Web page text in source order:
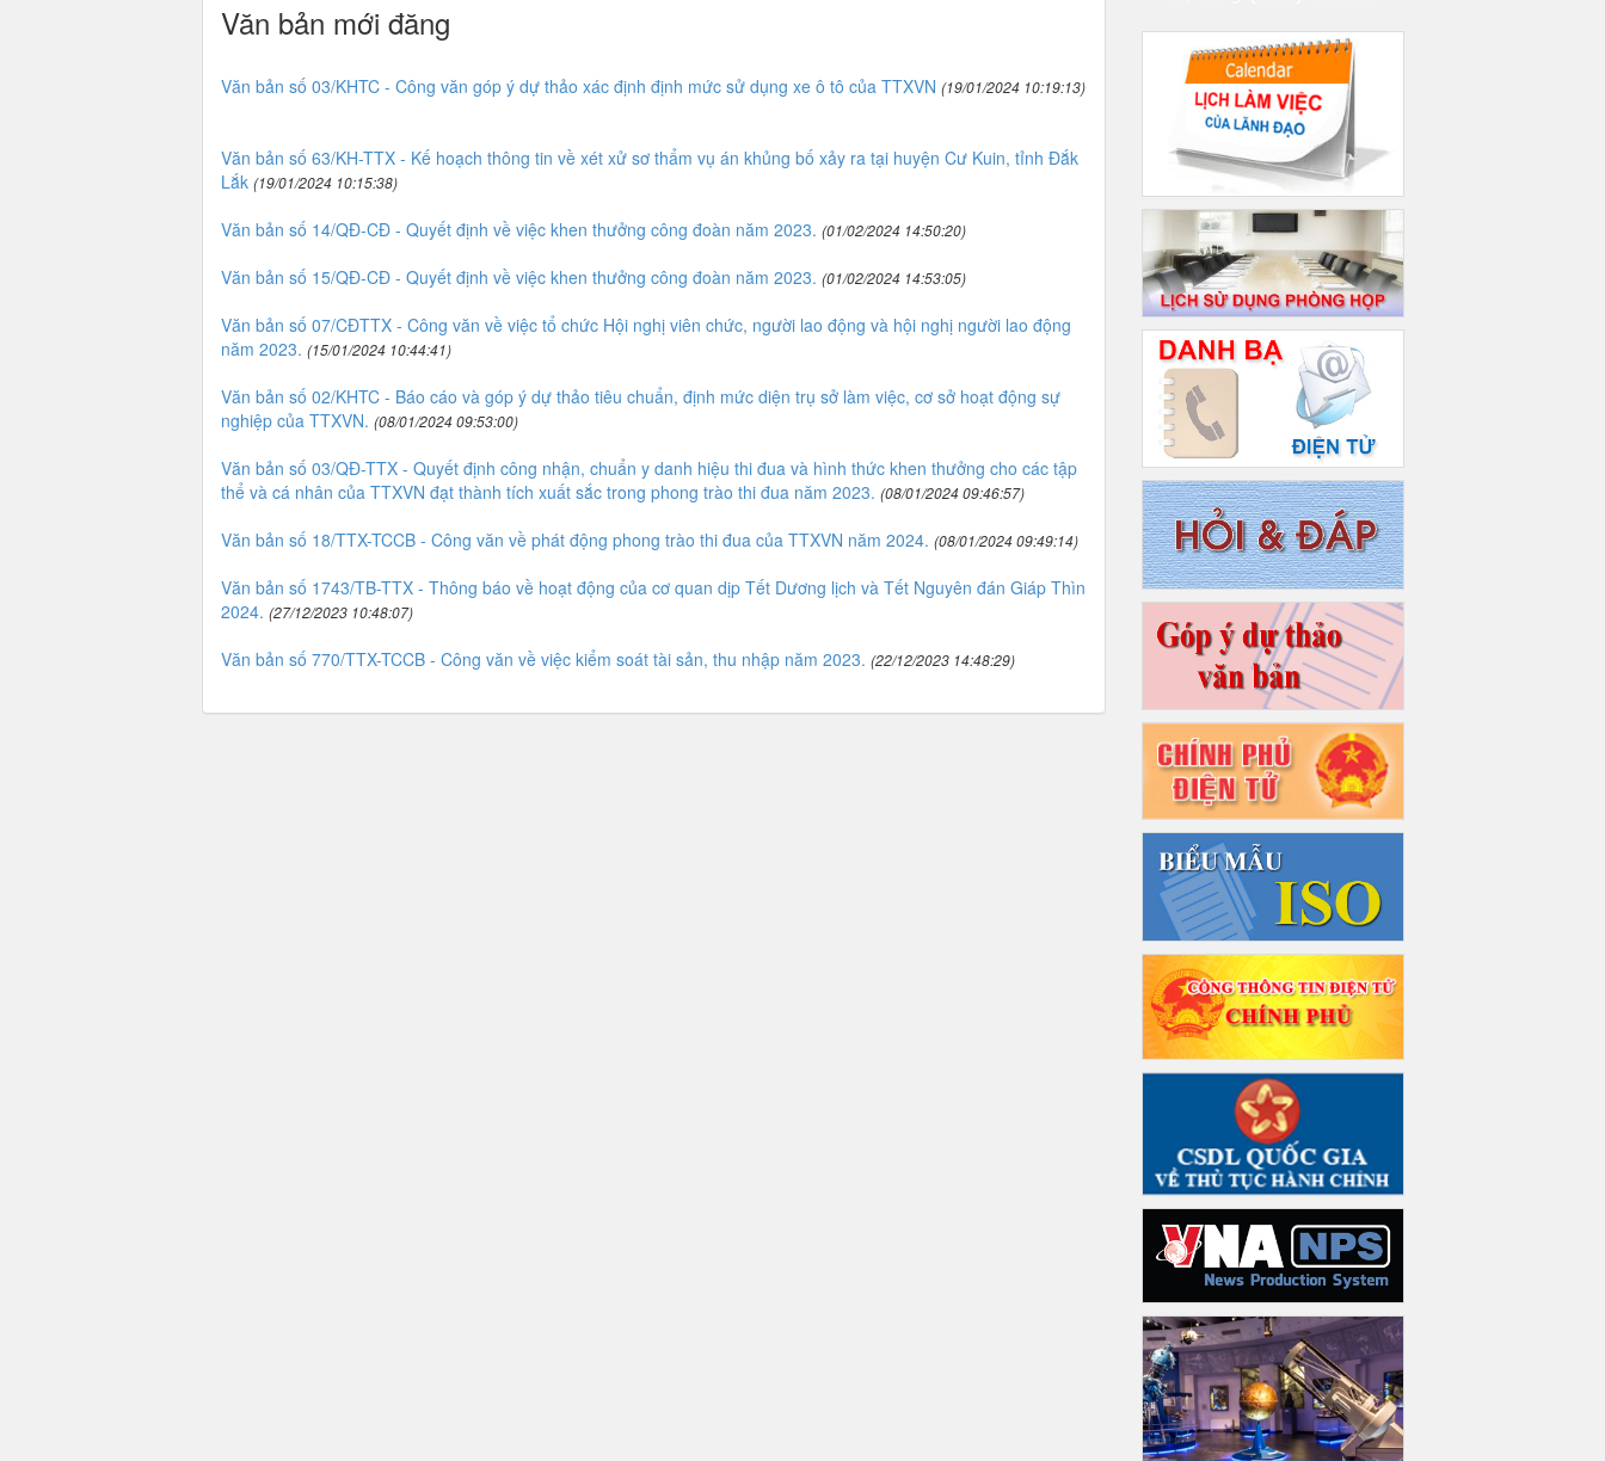
Văn bản mới đăng
Văn bản số 03/KHTC - Công văn góp ý dự thảo xác định định mức sử dụng xe ô tô của TTXVN (19/01/2024 10:19:13)
Văn bản số 63/KH-TTX - Kế hoạch thông tin về xét xử sơ thẩm vụ án khủng bố xảy ra tại huyện Cư Kuin, tỉnh Đắk
Lắk (19/01/2024 10:15:38)
Văn bản số 14/QĐ-CĐ - Quyết định về việc khen thưởng công đoàn năm 2023. (01/02/2024 14:50:20)
Văn bản số 15/QĐ-CĐ - Quyết định về việc khen thưởng công đoàn năm 2023. (01/02/2024 14:53:05)
Văn bản số 07/CĐTTX - Công văn về việc tổ chức Hội nghị viên chức, người lao động và hội nghị người lao động
năm 2023. (15/01/2024 10:44:41)
Văn bản số 02/KHTC - Báo cáo và góp ý dự thảo tiêu chuẩn, định mức diện trụ sở làm việc, cơ sở hoạt động sự
nghiệp của TTXVN. (08/01/2024 09:53:00)
Văn bản số 03/QĐ-TTX - Quyết định công nhận, chuẩn y danh hiệu thi đua và hình thức khen thưởng cho các tập
thể và cá nhân của TTXVN đạt thành tích xuất sắc trong phong trào thi đua năm 2023. (08/01/2024 09:46:57)
Văn bản số 18/TTX-TCCB - Công văn về phát động phong trào thi đua của TTXVN năm 2024. (08/01/2024 09:49:14)
Văn bản số 1743/TB-TTX - Thông báo về hoạt động của cơ quan dịp Tết Dương lịch và Tết Nguyên đán Giáp Thìn
2024. (27/12/2023 10:48:07)
Văn bản số 770/TTX-TCCB - Công văn về việc kiểm soát tài sản, thu nhập năm 2023. (22/12/2023 14:48:29)